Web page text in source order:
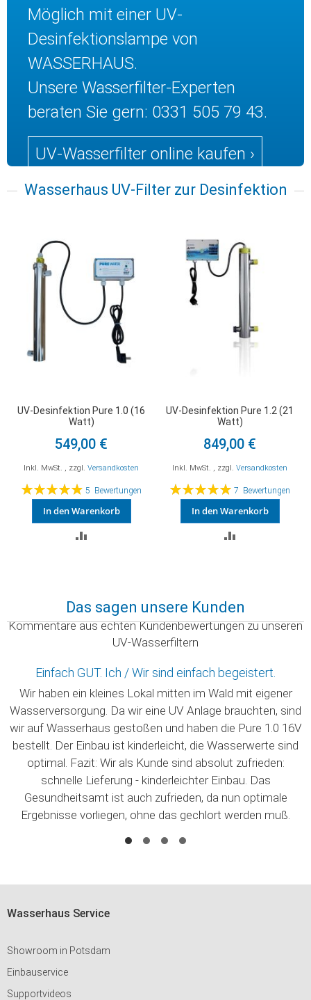
Möglich mit einer UV-
Desinfektionslampe von
WASSERHAUS.
Unsere Wasserfilter-Experten
beraten Sie gern: 0331 505 79 43.
UV-Wasserfilter online kaufen ›
Wasserhaus UV-Filter zur Desinfektion
UV-Desinfektion Pure 1.0 (16
Watt)
549,00 €
Inkl. MwSt. , zzgl. Versandkosten
Bewertung:
99%
5 Bewertungen
In den Warenkorb
UV-Desinfektion Pure 1.2 (21
Watt)
849,00 €
Inkl. MwSt. , zzgl. Versandkosten
Bewertung:
100%
7 Bewertungen
In den Warenkorb
Das sagen unsere Kunden
Kommentare aus echten Kundenbewertungen zu unseren
UV-Wasserfiltern
Einfach GUT. Ich / Wir sind einfach begeistert.
Wir haben ein kleines Lokal mitten im Wald mit eigener
Wasserversorgung. Da wir eine UV Anlage brauchten, sind
wir auf Wasserhaus gestoßen und haben die Pure 1.0 16V
bestellt. Der Einbau ist kinderleicht, die Wasserwerte sind
optimal. Fazit: Wir als Kunde sind absolut zufrieden:
schnelle Lieferung - kinderleichter Einbau. Das
Gesundheitsamt ist auch zufrieden, da nun optimale
Ergebnisse vorliegen, ohne das gechlort werden muß.
Wasserhaus Service
Showroom in Potsdam
Einbauservice
Supportvideos